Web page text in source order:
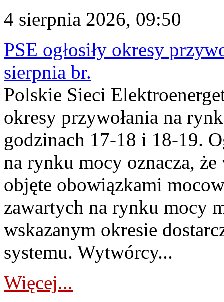
4 sierpnia 2026, 09:50
PSE ogłosiły okresy
sierpnia br.
Polskie Sieci
okresy przywołania na
godzinach 17-18 i 18-19.
na rynku mocy oznacza,
objęte obowiązkami
zawartych na rynku mocy
wskazanym okresie
systemu. Wytwórcy...
Więcej...